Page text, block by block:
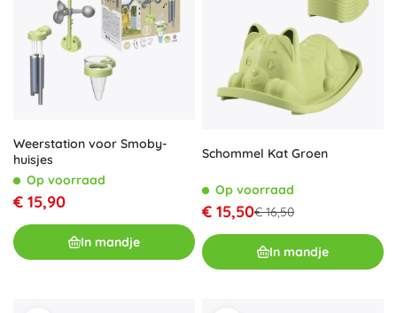
Weerstation voor Smoby-
huisjes
Op voorraad
€ 15,90
In mandje
Schommel Kat Groen
Op voorraad
€ 15,50€ 16,50
In mandje